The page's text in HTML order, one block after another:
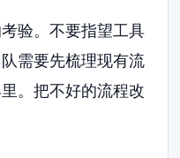
验。不要指望工具
需要先梳理现有流
。把不好的流程改